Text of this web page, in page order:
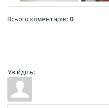
Всього коментарів: 0
Увійдіть: